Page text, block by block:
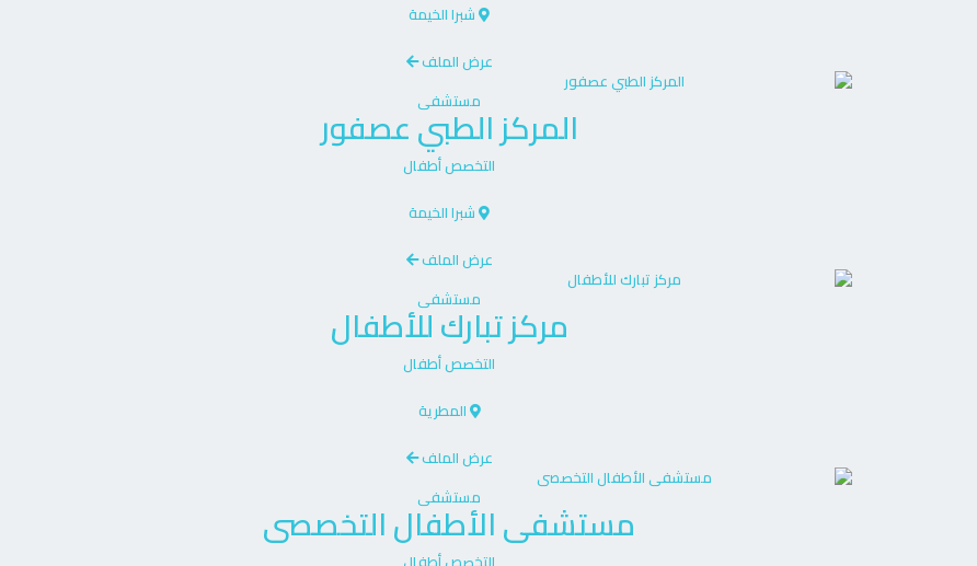
شبرا الخيمة
عرض الملف
مستشفى
المركز الطبي عصفور
التخصصأطفال
شبرا الخيمة
عرض الملف
مستشفى
مركز تبارك للأطفال
التخصصأطفال
المطرية
عرض الملف
مستشفى
مستشفى الأطفال التخصصى